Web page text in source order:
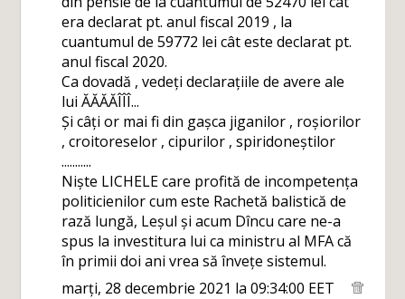
era declarat pt. anul fiscal 2019 , la
cuantumul de 59772 lei cât este declarat pt.
anul fiscal 2020.
Ca dovadă , vedeți declarațiile de avere ale
lui ĂĂĂĂÎÎÎ...
Și câți or mai fi din gașca jiganilor , roșiorilor
, croitoreselor , cipurilor , spiridoneștilor
...........
Niște LICHELE care profită de incompetența
politicienilor cum este Rachetă balistică de
rază lungă, Leșul și acum Dîncu care ne-a
spus la investitura lui ca ministru al MFA că
în primii doi ani vrea să învețe sistemul.
marți, 28 decembrie 2021 la 09:34:00 EET